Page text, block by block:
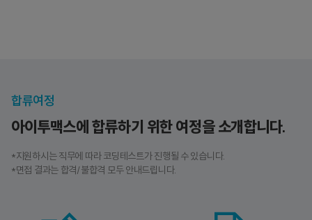
합류여정
아이투맥스에 합류하기 위한 여정을 소개합니다.
*지원하시는 직무에 따라 코딩테스트가 진행될 수 있습니다.
*면접 결과는 합격/불합격 모두 안내드립니다.